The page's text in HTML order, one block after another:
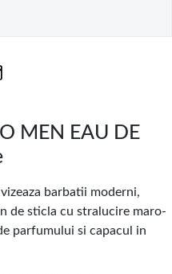
MEN EAU DE
barbatii moderni,
de sticla cu stralucire maro-
parfumului si capacul in